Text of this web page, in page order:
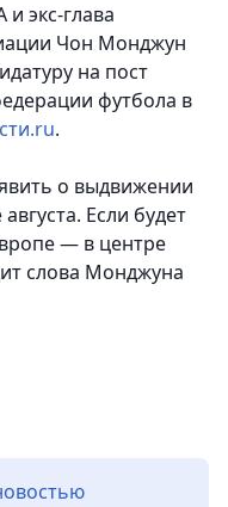
экс-глава
Чон Монджун
на пост
футбола в
.
о выдвижении
Если будет
— в центре
слова Монджуна